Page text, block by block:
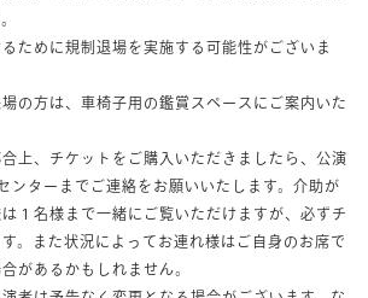
ために規制退場を実施する可能性がございま
の方は、車椅子用の鑑賞スペースにご案内いた
上、チケットをご購入いただきましたら、公演
ンターまでご連絡をお願いいたします。介助が
１名様まで一緒にご覧いただけますが、必ずチ
。また状況によってお連れ様はご自身のお席で
があるかもしれません。